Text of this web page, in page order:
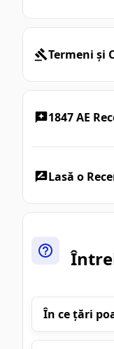
Termeni și
1847 AE
Lasă o
În ce țări